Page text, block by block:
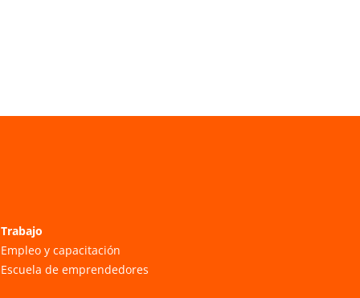
Trabajo
Empleo y capacitación
Escuela de emprendedores